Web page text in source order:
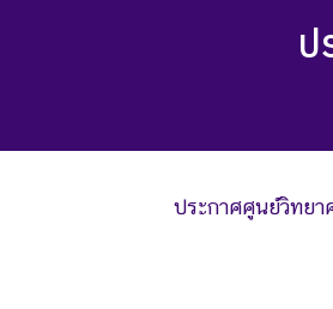
ป
ประกาศศูนย์วิทยา